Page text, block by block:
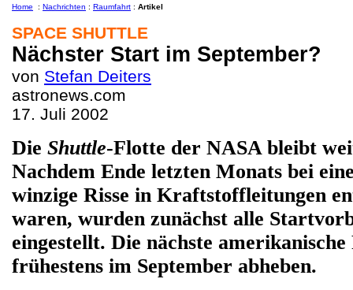
Home : Nachrichten : Raumfahrt : Artikel
SPACE SHUTTLE
Nächster Start im September?
von Stefan Deiters
astronews.com
17. Juli 2002
Die Shuttle-Flotte der NASA bleibt
Nachdem Ende letzten Monats bei
winzige Risse in Kraftstoffleitungen
waren, wurden zunächst alle
eingestellt. Die nächste
frühestens im September abheben.